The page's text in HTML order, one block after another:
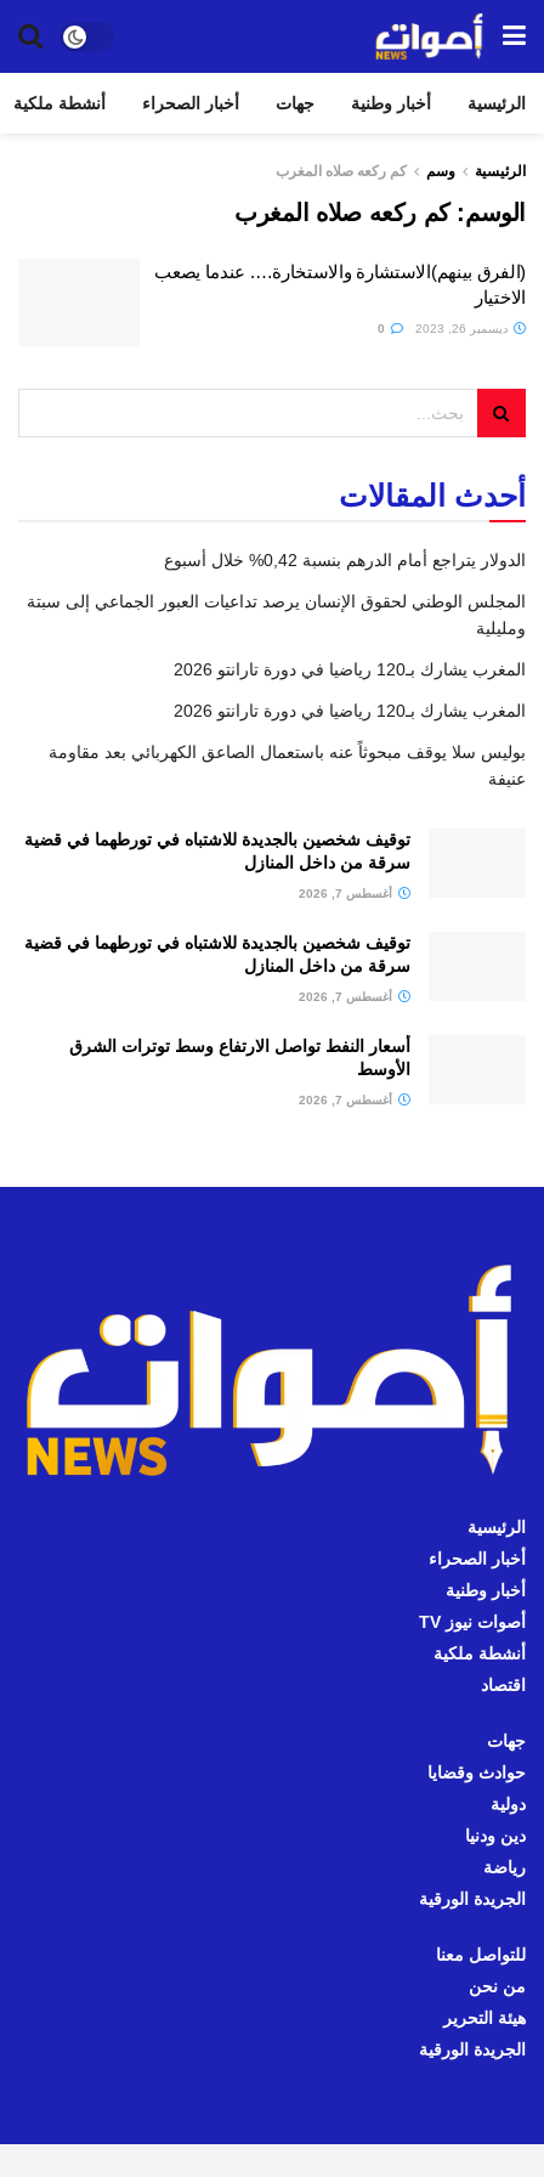
الرئيسية أخبار وطنية جهات أخبار الصحراء أنشطة ملكية
الرئيسية وسم كم ركعه صلاه المغرب
الوسم:كم ركعه صلاه المغرب
(الفرق بينهم)الاستشارة والاستخارة…. عندما يصعب
الاختيار
ديسمبر 26, 2023
أحدث المقالات
الدولار يتراجع أمام الدرهم بنسبة 0,42% خلال أسبوع
المجلس الوطني لحقوق الإنسان يرصد تداعيات العبور الجماعي إلى سبتة
ومليلية
المغرب يشارك بـ120 رياضيا في دورة تارانتو 2026
المغرب يشارك بـ120 رياضيا في دورة تارانتو 2026
بوليس سلا يوقف مبحوثاً عنه باستعمال الصاعق الكهربائي بعد مقاومة
عنيفة
توقيف شخصين بالجديدة للاشتباه في تورطهما في قضية
سرقة من داخل المنازل
أغسطس 7, 2026
توقيف شخصين بالجديدة للاشتباه في تورطهما في قضية
سرقة من داخل المنازل
أغسطس 7, 2026
أسعار النفط تواصل الارتفاع وسط توترات الشرق
الأوسط
أغسطس 7, 2026
الرئيسية
أخبار الصحراء
أخبار وطنية
أصوات نيوز TV
أنشطة ملكية
اقتصاد
جهات
حوادث وقضايا
دولية
دين ودنيا
رياضة
الجريدة الورقية
للتواصل معنا
من نحن
هيئة التحرير
الجريدة الورقية